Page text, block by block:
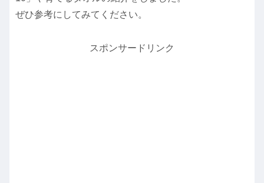
ぜひ参考にしてみてください。
スポンサードリンク